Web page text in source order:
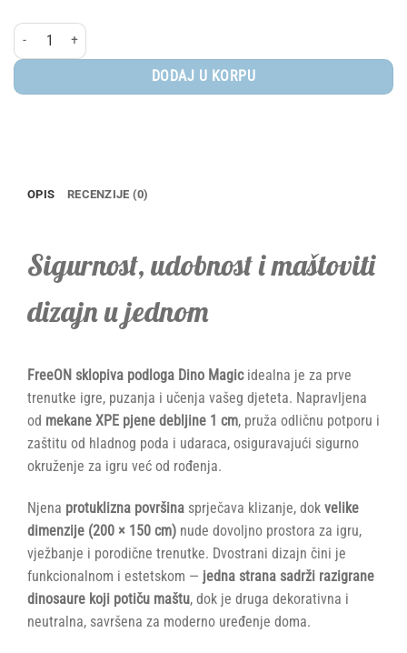
FreeON® Sklopiva podloga za igru ​​Dino Magic količina
DODAJ U KORPU
OPIS RECENZIJE (0)
Sigurnost, udobnost i maštoviti
dizajn u jednom
FreeON sklopiva podloga Dino Magicidealna je za prve
trenutke igre, puzanja i učenja vašeg djeteta. Napravljena
od mekane XPE pjene debljine 1 cm, pruža odličnu potporu i
zaštitu od hladnog poda i udaraca, osiguravajući sigurno
okruženje za igru već od rođenja.
Njena protuklizna površina sprječava klizanje, dok velike
dimenzije (200 × 150 cm) nude dovoljno prostora za igru,
vježbanje i porodične trenutke. Dvostrani dizajn čini je
funkcionalnom i estetskom — jedna strana sadrži razigrane
dinosaure koji potiču maštu, dok je druga dekorativna i
neutralna, savršena za moderno uređenje doma.